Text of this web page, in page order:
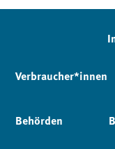
Verbraucher*innen
Behörden